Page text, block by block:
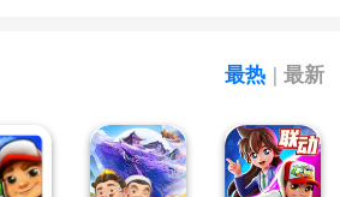
最热 | 最新